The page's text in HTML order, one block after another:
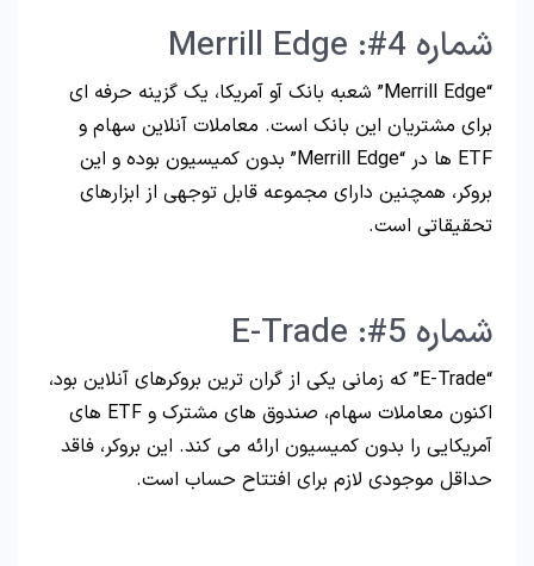
شماره 4#: Merrill Edge
“Merrill Edge” شعبه بانک آو آمریکا، یک گزینه حرفه ای
برای مشتریان این بانک است. معاملات آنلاین سهام و
ETF ها در “Merrill Edge” بدون کمیسیون بوده و این
بروکر، همچنین دارای مجموعه قابل توجهی از ابزارهای
تحقیقاتی است.
شماره 5#: E-Trade
“E-Trade” که زمانی یکی از گران ترین بروکرهای آنلاین بود،
اکنون معاملات سهام، صندوق های مشترک و ETF های
آمریکایی را بدون کمیسیون ارائه می کند. این بروکر، فاقد
حداقل موجودی لازم برای افتتاح حساب است.